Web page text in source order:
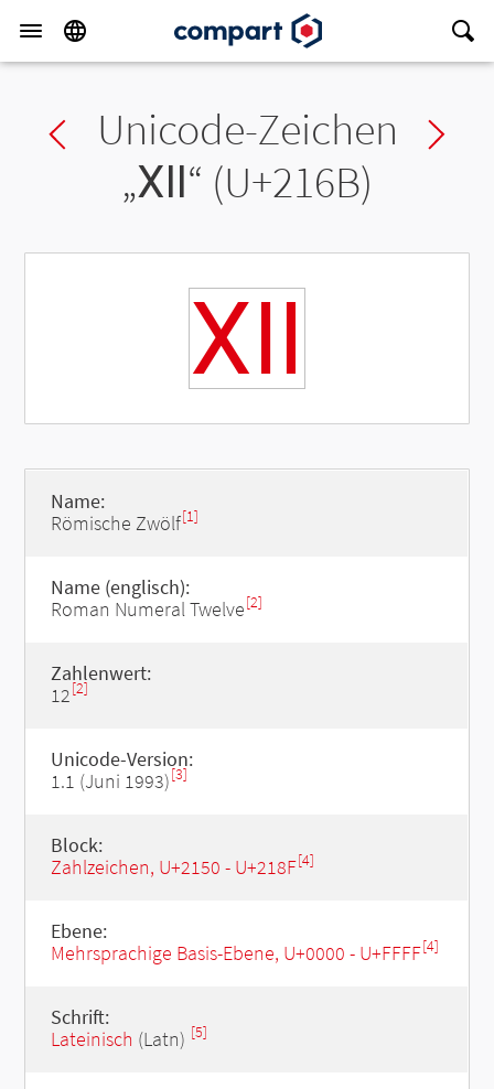
Previous char
Unicode-Zeichen
„Ⅻ“ (U+216B)
Ⅻ
Name:
Römische Zwölf[1]
Name (englisch):
Roman Numeral Twelve[2]
Zahlenwert:
12[2]
Unicode-Version:
1.1 (Juni 1993)[3]
Block:
Zahlzeichen, U+2150 - U+218F[4]
Ebene:
Mehrsprachige Basis-Ebene, U+0000 - U+FFFF[4]
Schrift:
Lateinisch (Latn) [5]